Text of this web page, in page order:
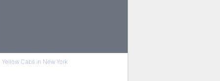
Yellow Cabs in New York